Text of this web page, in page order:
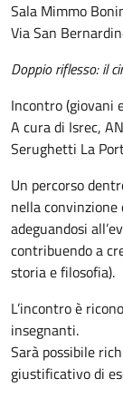
Sala Mimmo
Via San
Doppio riflesso: il
Incontro (giovani
A cura di Isrec,
Serughetti La
Un percorso
nella convinzione
adeguandosi
contribuendo a
storia e filosofia).
L’incontro è
insegnanti.
Sarà possibile
giustificativo di